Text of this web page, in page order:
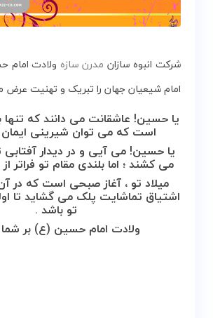
شرکت انبوه سازان مدرن سازه ولادت
امام شیعیان جهان را تبریک و تهنیت عرض
یا حسین! عاشقانت می دانند که
است که می توان شیرینی
یا حسین! می آیی و در دیدار آفتابی
می کشند ؛ اما بلندی مقام تو فراتر
میلاد تو ، آغاز صبحی است که در
اشتیاق تماشایت پلک می گشاید تا
تو باشد .
ولادت امام حسین (ع) بر شما